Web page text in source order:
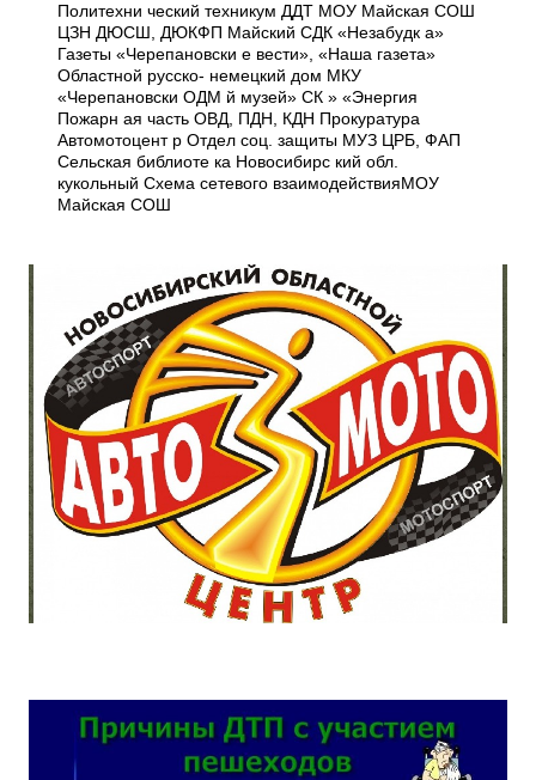
Политехни ческий техникум ДДТ МОУ Майская СОШ
ЦЗН ДЮСШ, ДЮКФП Майский СДК «Незабудк а»
Газеты «Черепановски е вести», «Наша газета»
Областной русско- немецкий дом МКУ
«Черепановски ОДМ й музей» СК » «Энергия
Пожарн ая часть ОВД, ПДН, КДН Прокуратура
Автомотоцент р Отдел соц. защиты МУЗ ЦРБ, ФАП
Сельская библиоте ка Новосибирс кий обл.
кукольный Схема сетевого взаимодействияМОУ
Майская СОШ